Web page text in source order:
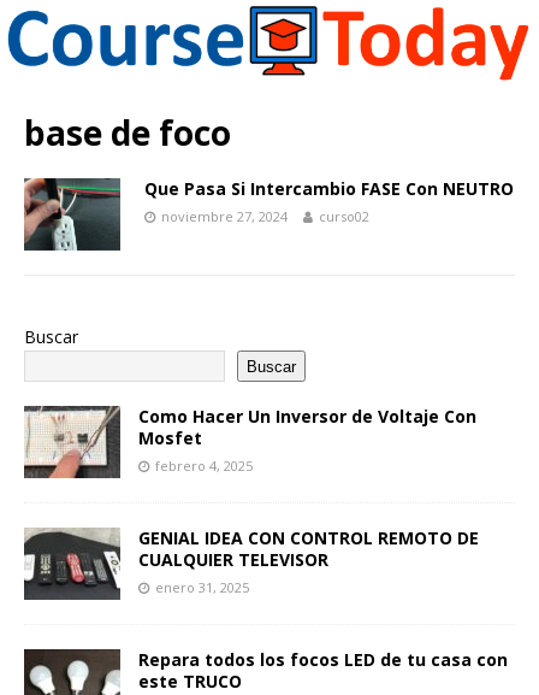
base de foco
Que Pasa Si Intercambio FASE Con NEUTRO
noviembre 27, 2024 curso02
Buscar
Buscar
Como Hacer Un Inversor de Voltaje Con
Mosfet
febrero 4, 2025
GENIAL IDEA CON CONTROL REMOTO DE
CUALQUIER TELEVISOR
enero 31, 2025
Repara todos los focos LED de tu casa con
este TRUCO